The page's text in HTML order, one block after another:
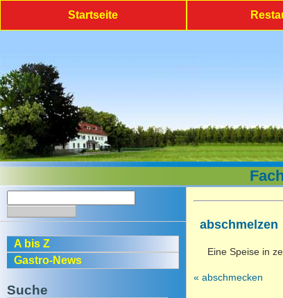
Startseite
A bis Z
Gastro-News
Suche
abschmelzen
Eine Speise in
« abschmecken